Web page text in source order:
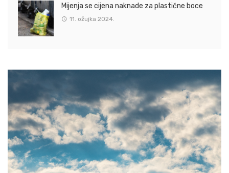
Mijenja se cijena naknade za plastične boce
11. ožujka 2024.